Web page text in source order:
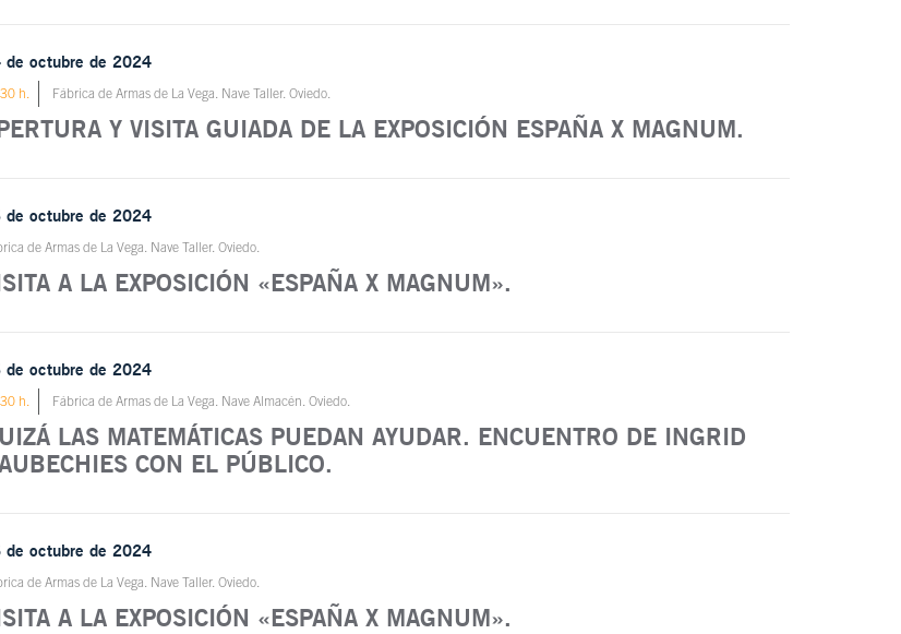
de octubre de 2024
h. Fábrica de Armas de La Vega. Nave Taller. Oviedo.
Y VISITA GUIADA DE LA EXPOSICIÓN ESPAÑA X MAGNUM.
de octubre de 2024
de Armas de La Vega. Nave Taller. Oviedo.
A LA EXPOSICIÓN «ESPAÑA X MAGNUM».
de octubre de 2024
h. Fábrica de Armas de La Vega. Nave Almacén. Oviedo.
LAS MATEMÁTICAS PUEDAN AYUDAR. ENCUENTRO DE INGRID
CON EL PÚBLICO.
de octubre de 2024
de Armas de La Vega. Nave Taller. Oviedo.
A LA EXPOSICIÓN «ESPAÑA X MAGNUM».